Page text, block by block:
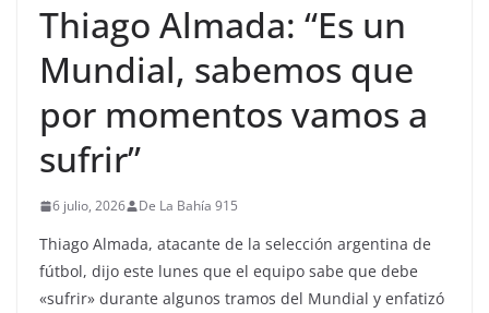
Thiago Almada: “Es un
Mundial, sabemos que
por momentos vamos a
sufrir”
6 julio, 2026 De La Bahía 915
Thiago Almada, atacante de la selección argentina de
fútbol, dijo este lunes que el equipo sabe que debe
«sufrir» durante algunos tramos del Mundial y enfatizó